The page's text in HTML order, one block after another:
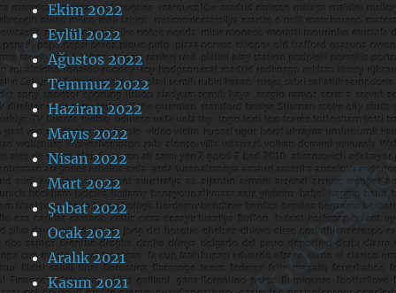
Ekim 2022
Eylül 2022
Ağustos 2022
Temmuz 2022
Haziran 2022
Mayıs 2022
Nisan 2022
Mart 2022
Şubat 2022
Ocak 2022
Aralık 2021
Kasım 2021